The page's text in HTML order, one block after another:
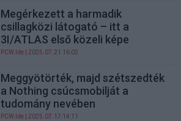
Megérkezett a harmadik
csillagközi látogató – itt a
3I/ATLAS első közeli képe
PCW.lite | 2025.07.21 16:02
Meggyötörték, majd szétszedték
a Nothing csúcsmobilját a
tudomány nevében
PCW.lite | 2025.07.17 14:11